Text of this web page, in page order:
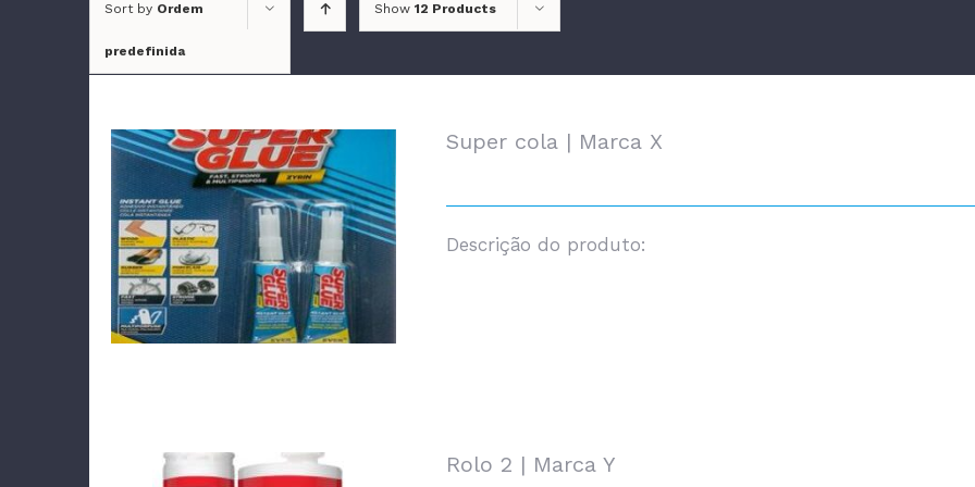
Sort by Ordem
predefinida
Show 12 Products
Super cola | Marca X
Descrição do produto:
Rolo 2 | Marca Y
CONTACTOS
Zona Industrial de Soure, LT 23
chamada para a rede fixa nacional